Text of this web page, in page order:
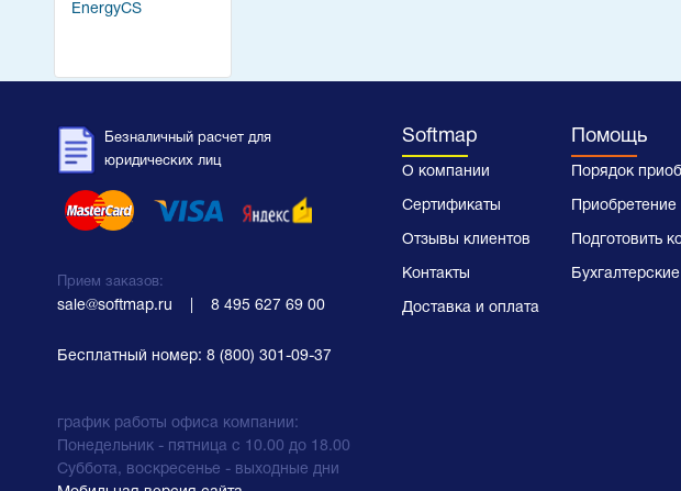
EnergyCS
Безналичный расчет для
юридических лиц
Прием заказов:
sale@softmap.ru 8 495 627 69 00
Бесплатный номер: 8 (800) 301-09-37
график работы офиса компании:
Понедельник - пятница с 10.00 до 18.00
Суббота, воскресенье - выходные дни
Softmap
О компании
Сертификаты
Отзывы клиентов
Контакты
Доставка и оплата
Помощь
Порядок
Подготовить